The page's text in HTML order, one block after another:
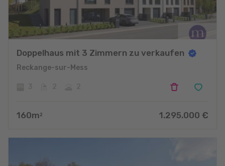
Doppelhaus mit 3 Zimmern zu verkaufen
Reckange-sur-Mess
160m 2 1.295.000 €